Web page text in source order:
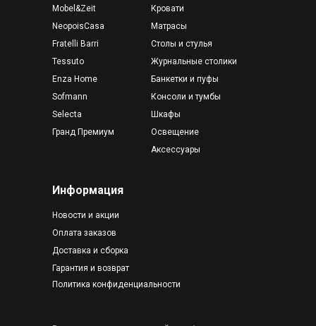
Столы и стулья
Матрасы
Шкафы
Освещение
Журнальные столики
Банкетки и пуфы
Аксессуары
Консоли и тумбы
Кровати
Информация
Оплата заказов
Доставка и сборка
Гарантия и возврат
Политика конфиденциальности
Mobel&Zeit
Tessuto
Fratelli Barri
Sofmann
Selecta
Enza Home
NeopoisCasa
Новости и акции
Гранд Премиум